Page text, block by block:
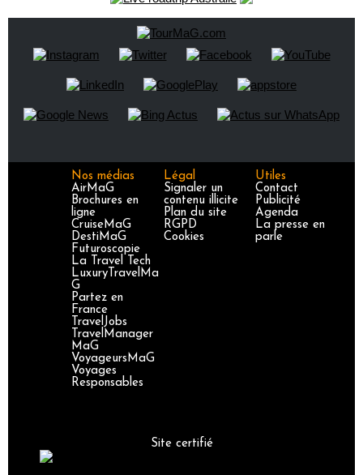
Nos médias
AirMaG
Brochures en
ligne
CruiseMaG
DestiMaG
Futuroscopie
La Travel Tech
LuxuryTravelMa
G
Partez en
France
TravelJobs
TravelManager
MaG
VoyageursMaG
Voyages
Responsables
Légal
Signaler un
contenu illicite
Plan du site
RGPD
Cookies
Utiles
Contact
Publicité
Agenda
La presse en
parle
Site certifié